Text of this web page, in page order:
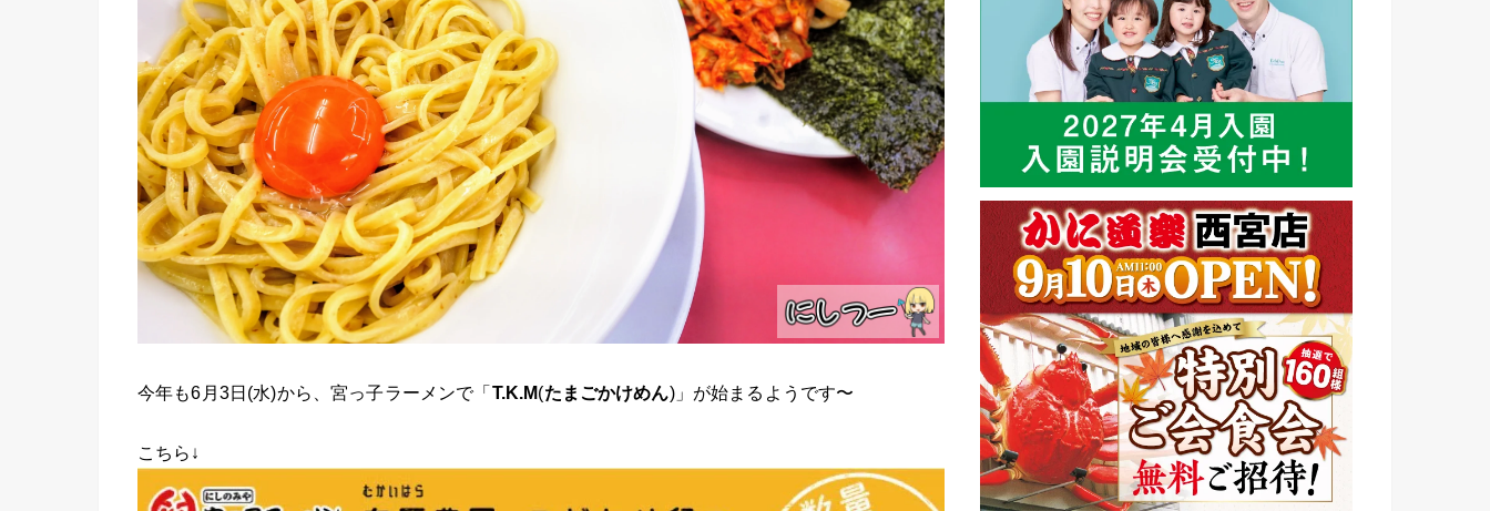
今年も6月3日(水)から、宮っ子ラーメンで「T.K.M(たまごかけめん)」が始まるようです〜
こちら↓